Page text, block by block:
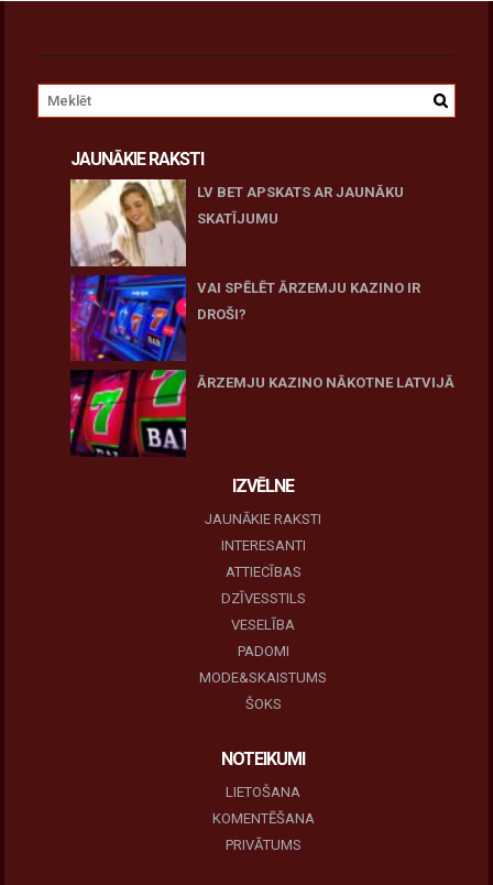
JAUNĀKIE RAKSTI
LV BET APSKATS AR JAUNĀKU
SKATĪJUMU
VAI SPĒLĒT ĀRZEMJU KAZINO IR
DROŠI?
ĀRZEMJU KAZINO NĀKOTNE LATVIJĀ
IZVĒLNE
JAUNĀKIE RAKSTI
INTERESANTI
ATTIECĪBAS
DZĪVESSTILS
VESELĪBA
PADOMI
MODE&SKAISTUMS
ŠOKS
NOTEIKUMI
LIETOŠANA
KOMENTĒŠANA
PRIVĀTUMS